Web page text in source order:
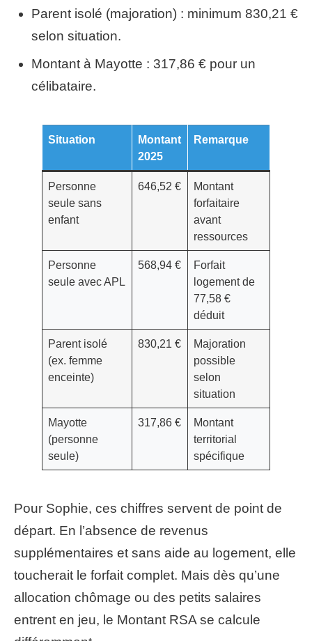
Parent isolé (majoration) : minimum 830,21 €
selon situation.
Montant à Mayotte : 317,86 € pour un
célibataire.
Situation
Montant
2025
Remarque
Personne
seule sans
enfant
646,52 €
Montant
forfaitaire
avant
ressources
Personne
seule avec APL
568,94 €
Forfait
logement de
77,58 €
déduit
Parent isolé
(ex. femme
enceinte)
830,21 €
Majoration
possible
selon
situation
Mayotte
(personne
seule)
317,86 €
Montant
territorial
spécifique
Pour Sophie, ces chiffres servent de point de
départ. En l’absence de revenus
supplémentaires et sans aide au logement, elle
toucherait le forfait complet. Mais dès qu’une
allocation chômage ou des petits salaires
entrent en jeu, le Montant RSA se calcule